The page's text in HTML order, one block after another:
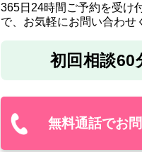
365日24時間ご予約を受け
で、お気軽にお問い合わせ
初回相談60
無料通話でお